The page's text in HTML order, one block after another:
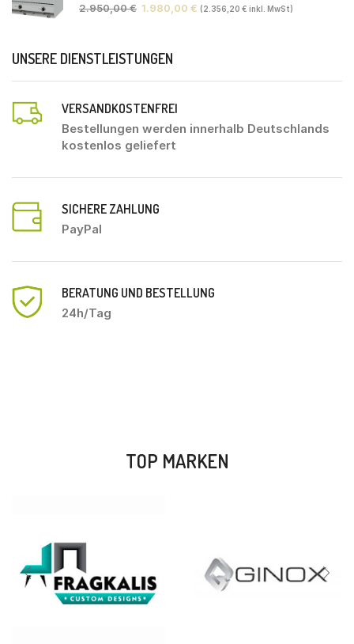
2.950,00€ 1.980,00 € (2.356,20 € inkl. MwSt)
UNSERE DIENSTLEISTUNGEN
VERSANDKOSTENFREI
Bestellungen werden innerhalb Deutschlands
kostenlos geliefert
SICHERE ZAHLUNG
PayPal
BERATUNG UND BESTELLUNG
24h/Tag
TOP MARKEN